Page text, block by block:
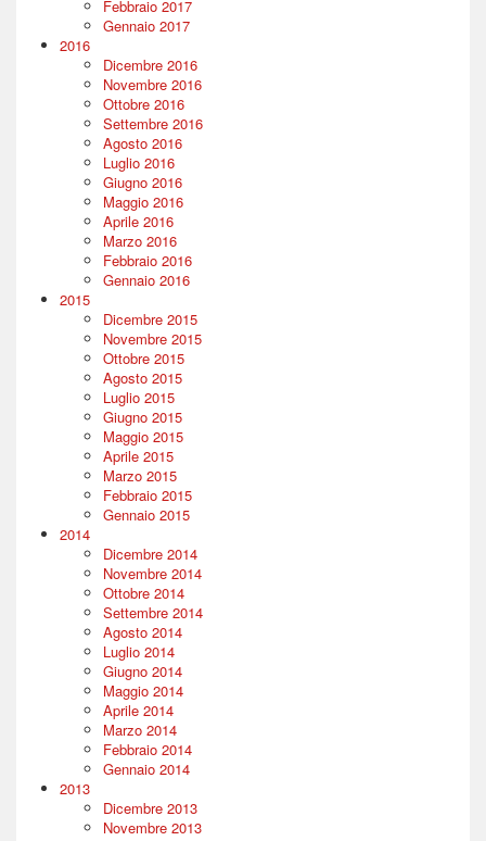
Febbraio 2017
Gennaio 2017
2016
Dicembre 2016
Novembre 2016
Ottobre 2016
Settembre 2016
Agosto 2016
Luglio 2016
Giugno 2016
Maggio 2016
Aprile 2016
Marzo 2016
Febbraio 2016
Gennaio 2016
2015
Dicembre 2015
Novembre 2015
Ottobre 2015
Agosto 2015
Luglio 2015
Giugno 2015
Maggio 2015
Aprile 2015
Marzo 2015
Febbraio 2015
Gennaio 2015
2014
Dicembre 2014
Novembre 2014
Ottobre 2014
Settembre 2014
Agosto 2014
Luglio 2014
Giugno 2014
Maggio 2014
Aprile 2014
Marzo 2014
Febbraio 2014
Gennaio 2014
2013
Dicembre 2013
Novembre 2013